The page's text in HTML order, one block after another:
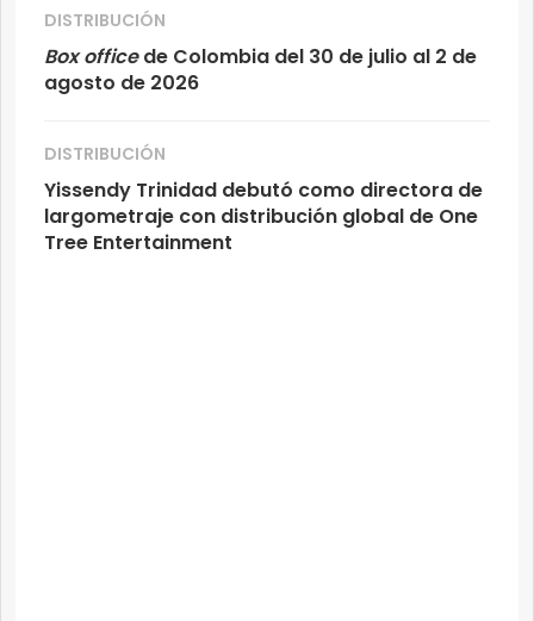
DISTRIBUCIÓN
Box officede Colombia del 30 de julio al 2 de
agosto de 2026
DISTRIBUCIÓN
Yissendy Trinidad debutó como directora de
largometraje con distribución global de One
Tree Entertainment